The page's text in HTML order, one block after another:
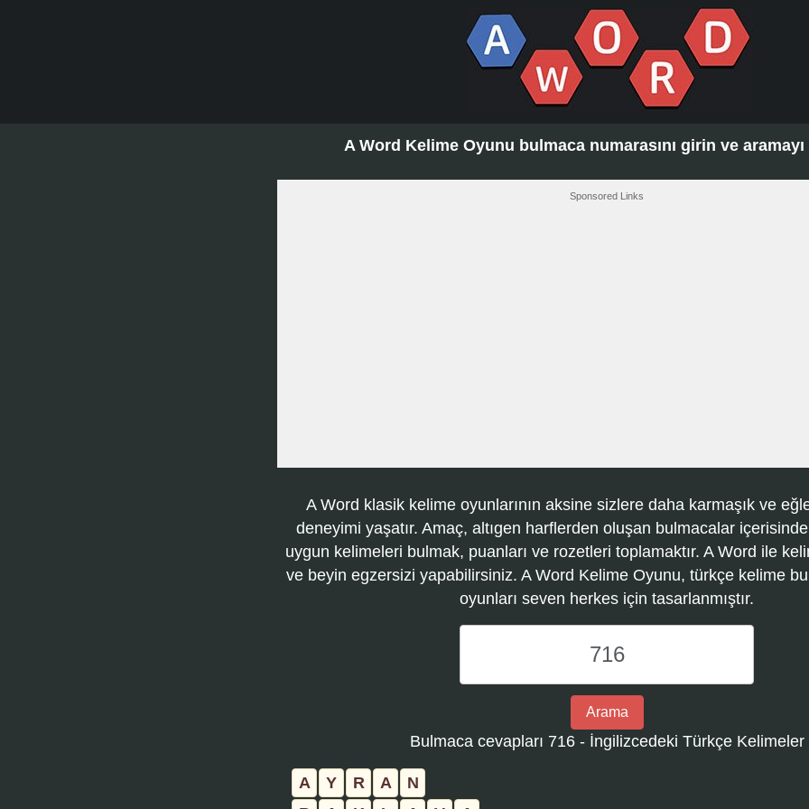
A Word Kelime Oyunu bulmaca numarasını girin ve aramayı
Sponsored Links
A Word klasik kelime oyunlarının aksine sizlere daha karmaşık ve
deneyimi yaşatır. Amaç, altıgen harflerden oluşan bulmacalar
uygun kelimeleri bulmak, puanları ve rozetleri toplamaktır. A Word ile
ve beyin egzersizi yapabilirsiniz. A Word Kelime Oyunu, türkçe kelime
oyunları seven herkes için tasarlanmıştır.
Word
Kelime
Oyunu
bulmaca
numarasını
Arama
Bulmaca cevapları 716 - İngilizcedeki Türkçe Kelimeler
A Y R A
N